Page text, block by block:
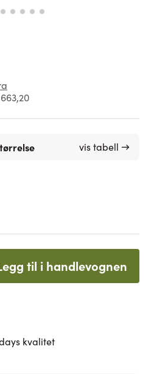
vis tabell →
til i handlevognen
kvalitet